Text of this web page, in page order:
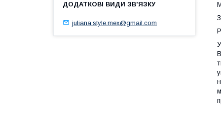
juliana.style.mex@gmail.com